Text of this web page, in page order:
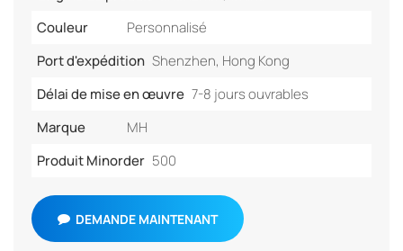
Couleur
Personnalisé
Port d'expédition Shenzhen, Hong Kong
Délai de mise en œuvre 7-8 jours ouvrables
Marque
MH
Produit Minorder 500
DEMANDE MAINTENANT